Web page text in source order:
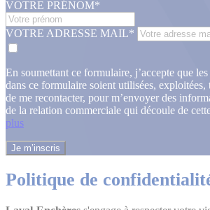
VOTRE PRÉNOM*
VOTRE ADRESSE MAIL*
En soumettant ce formulaire, j’accepte que
dans ce formulaire soient utilisées, exploitées,
de me recontacter, pour m’envoyer des
de la relation commerciale qui découle de
plus
Politique de